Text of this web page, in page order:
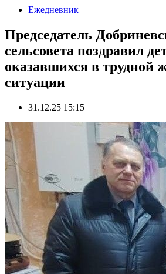
Ежедневник
Председатель
сельсовета поздравил
оказавшихся в трудной
ситуации
31.12.25 15:15